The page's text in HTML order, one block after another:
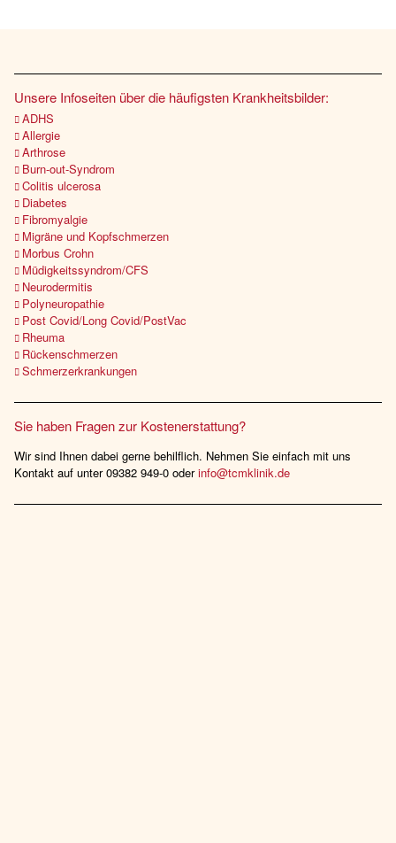
Unsere Infoseiten über die häufigsten Krankheitsbilder:
ADHS
Allergie
Arthrose
Burn-out-Syndrom
Colitis ulcerosa
Diabetes
Fibromyalgie
Migräne und Kopfschmerzen
Morbus Crohn
Müdigkeitssyndrom/CFS
Neurodermitis
Polyneuropathie
Post Covid/Long Covid/PostVac
Rheuma
Rückenschmerzen
Schmerzerkrankungen
Sie haben Fragen zur Kostenerstattung?
Wir sind Ihnen dabei gerne behilflich. Nehmen Sie einfach mit uns
Kontakt auf unter 09382 949-0 oderinfo@tcmklinik.de